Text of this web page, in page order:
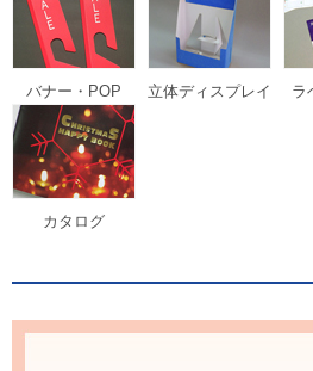
バナー・POP 立体ディスプレイ ラ
カタログ